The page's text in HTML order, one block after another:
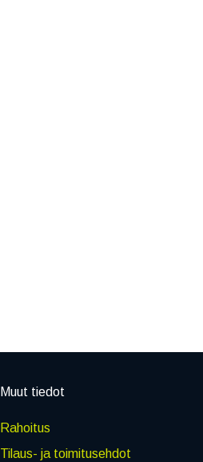
Muut tiedot
Rahoitus
Tilaus- ja toimitusehdot